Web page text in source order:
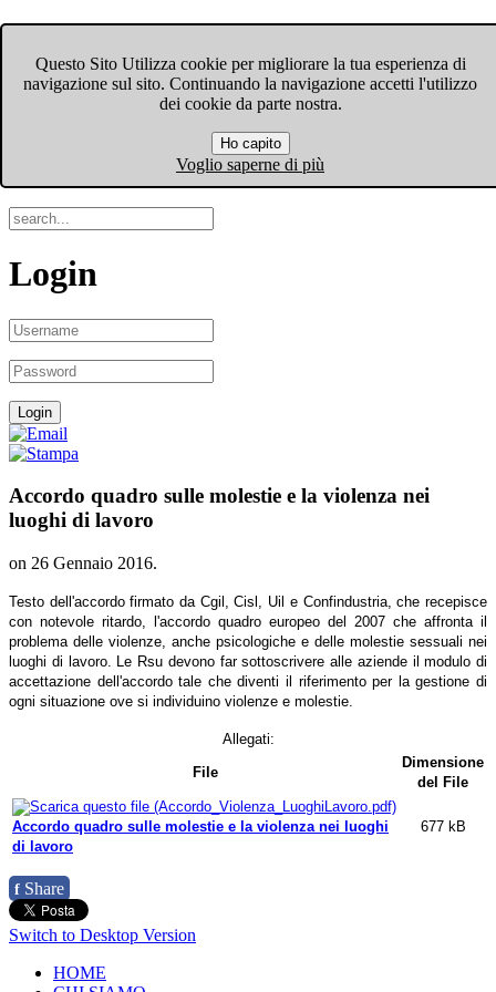
Questo Sito Utilizza cookie per migliorare la tua esperienza di
navigazione sul sito. Continuando la navigazione accetti l'utilizzo
dei cookie da parte nostra.
Ho capito
Voglio saperne di più
Menu
Login
Accordo quadro sulle molestie e la violenza nei
luoghi di lavoro
on 26 Gennaio 2016.
Testo dell'accordo firmato da Cgil, Cisl, Uil e Confindustria, che recepisce
con notevole ritardo, l'accordo quadro europeo del 2007 che affronta il
problema delle violenze, anche psicologiche e delle molestie sessuali nei
luoghi di lavoro. Le Rsu devono far sottoscrivere alle aziende il modulo di
accettazione dell'accordo tale che diventi il riferimento per la gestione di
ogni situazione ove si individuino violenze e molestie.
Allegati:
File
Dimensione
del File
Accordo quadro sulle molestie e la violenza nei luoghi
di lavoro
677 kB
f Share
Switch to Desktop Version
HOME